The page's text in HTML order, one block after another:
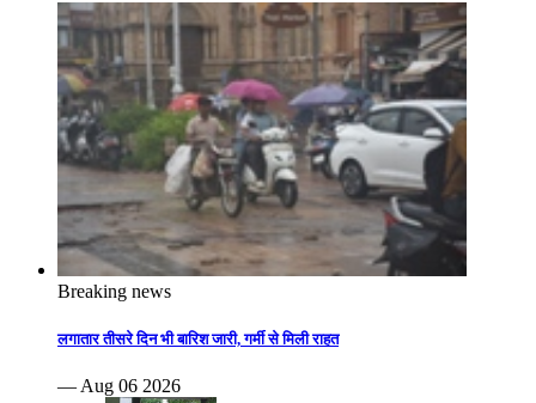
Breaking news
लगातार तीसरे दिन भी बारिश जारी, गर्मी से मिली राहत
— Aug 06 2026